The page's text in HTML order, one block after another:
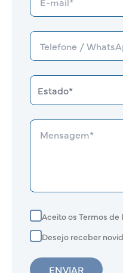
Aceito os Termos de
Desejo receber
ENVIAR